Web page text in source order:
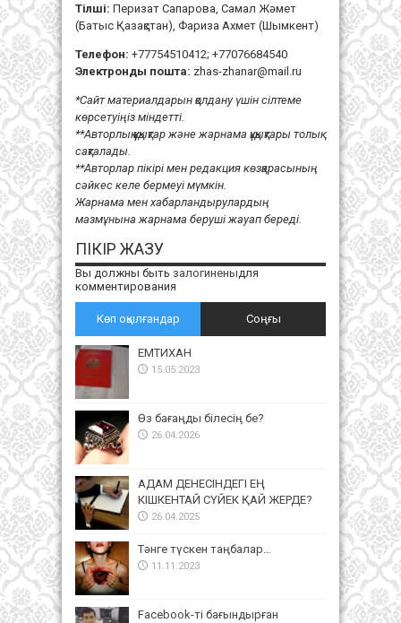
Тілші: Перизат Сапарова, Самал Жәмет
(Батыс Қазақстан), Фариза Ахмет (Шымкент)
Телефон: +77754510412; +77076684540
Электронды пошта: zhas-zhanar@mail.ru
*Сайт материалдарын қолдану үшін сілтеме
көрсетуіңіз міндетті.
**Авторлық құқықтар және жарнама құқықтары толық
сақталады.
**Авторлар пікірі мен редакция көзқарасының
сәйкес келе бермеуі мүмкін.
Жарнама мен хабарландырулардың
мазмұнына жарнама беруші жауап береді.
ПІКІР ЖАЗУ
Вы должны быть залогиненыдля
комментирования
Көп оқылғандар Соңғы
ЕМТИХАН
15.05.2023
Өз бағаңды білесің бе?
26.04.2026
АДАМ ДЕНЕСІНДЕГІ ЕҢ
КІШКЕНТАЙ СҮЙЕК ҚАЙ ЖЕРДЕ?
26.04.2025
Тәнге түскен таңбалар…
11.11.2023
Facebook-ті бағындырған